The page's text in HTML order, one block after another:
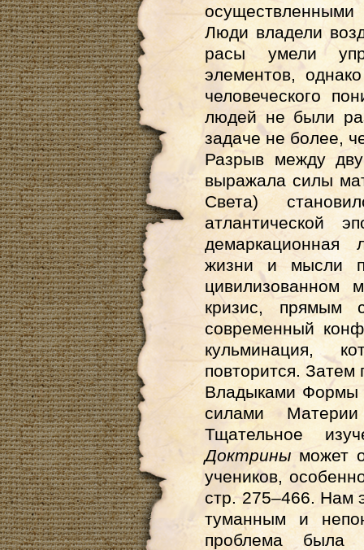
Люди владели
расы умели
элементов,
человеческого
людей не были
задаче не более,
Разрыв между
выражала силы
Света)
атлантической
жизни и мысли
цивилизованном
кризис, прямым
современный
кульминация,
повторится.
Владыками Формы
силами
Тщательное
Доктрины может
учеников,
стр. 275–466. Нам
туманным и
проблема была